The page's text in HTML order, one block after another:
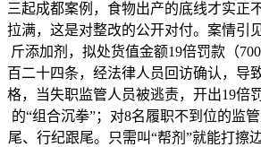
三起成都案例，食物出产的底线才实正
拉满，这是对整改的公开对付。案情引
斤添加剂，拟处货值金额19倍罚款（
百二十四条，经法律人员回访确认，导
格，当失职监管人员被逃责，开出19倍
的“组合沉拳”；对8名履职不到位的监
尾、行纪跟尾。只需叫“帮剂”就能打擦